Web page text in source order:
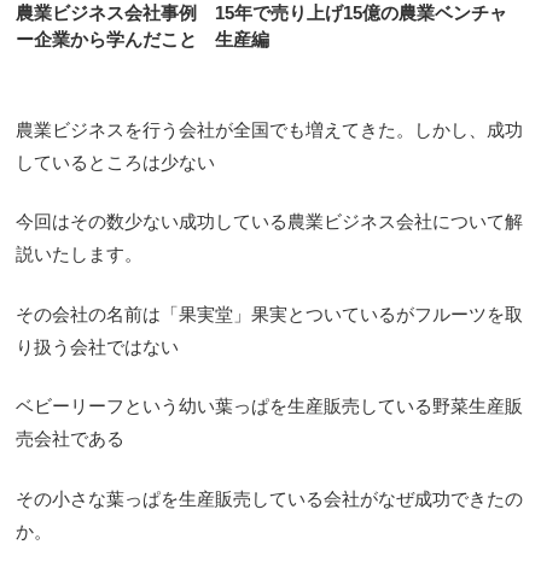
農業ビジネス会社事例 15年で売り上げ15億の農業ベンチャ
ー企業から学んだこと 生産編
農業ビジネスを行う会社が全国でも増えてきた。しかし、成功
しているところは少ない
今回はその数少ない成功している農業ビジネス会社について解
説いたします。
その会社の名前は「果実堂」果実とついているがフルーツを取
り扱う会社ではない
ベビーリーフという幼い葉っぱを生産販売している野菜生産販
売会社である
その小さな葉っぱを生産販売している会社がなぜ成功できたの
か。